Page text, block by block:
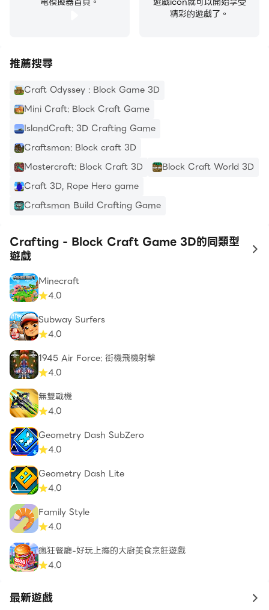
精彩的遊戲了。
推薦搜尋
Craft Odyssey : Block Game 3D
Mini Craft: Block Craft Game
IslandCraft: 3D Crafting Game
Craftsman: Block craft 3D
Mastercraft: Block Craft 3D
Block Craft World 3D
Craft 3D, Rope Hero game
Craftsman Build Crafting Game
Crafting - Block Craft Game 3D的同類型
遊戲
to
Minecraft
4.0
Subway Surfers
4.0
1945 Air Force: 街機飛機射擊
4.0
無雙戰機
4.0
Geometry Dash SubZero
4.0
Geometry Dash Lite
4.0
Family Style
4.0
瘋狂餐廳-好玩上癮的大廚美食烹飪遊戲
4.0
最新遊戲 to